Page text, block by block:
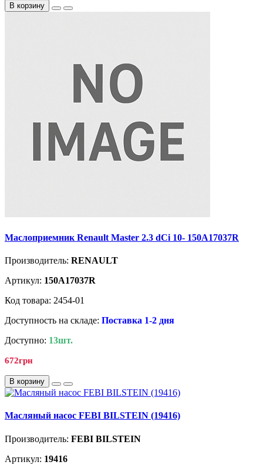
В корзину
Маслоприемник Renault Master 2.3 dCi 10- 150A17037R
Производитель: RENAULT
Артикул: 150A17037R
Код товара: 2454-01
Доступность на складе: Поставка 1-2 дня
Доступно: 13шт.
672грн
В корзину
Масляный насос FEBI BILSTEIN (19416)
Производитель: FEBI BILSTEIN
Артикул: 19416